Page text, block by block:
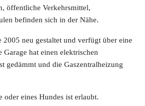
öffentliche Verkehrsmittel,
befinden sich in der Nähe.
2005 neu gestaltet und verfügt über eine
hat einen elektrischen
gedämmt und die Gaszentralheizung
oder eines Hundes ist erlaubt.